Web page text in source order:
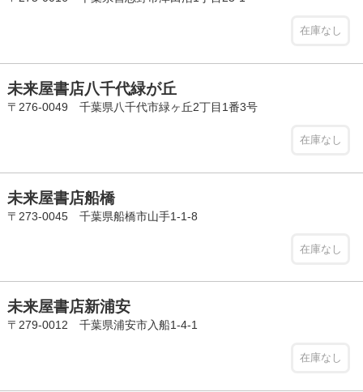
在庫なし
未来屋書店八千代緑が丘
〒276-0049 千葉県八千代市緑ヶ丘2丁目1番3号
在庫なし
未来屋書店船橋
〒273-0045 千葉県船橋市山手1-1-8
在庫なし
未来屋書店新浦安
〒279-0012 千葉県浦安市入船1-4-1
在庫なし